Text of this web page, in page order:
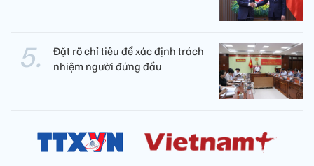
Đặt rõ chỉ tiêu để xác định trách
nhiệm người đứng đầu